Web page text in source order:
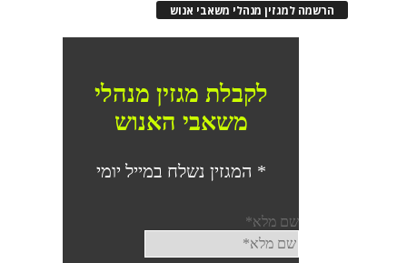
הרשמה למגזין מנהלי משאבי אנוש